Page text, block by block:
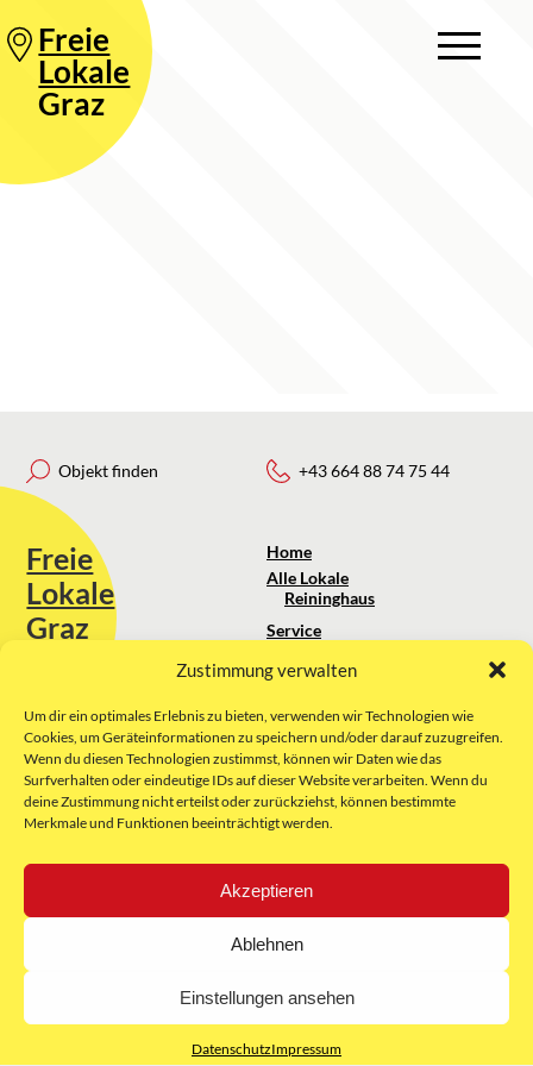
Zustimmung verwalten
Um dir ein optimales Erlebnis zu bieten, verwenden wir Technologien wie
Cookies, um Geräteinformationen zu speichern und/oder darauf zuzugreifen.
Wenn du diesen Technologien zustimmst, können wir Daten wie das
Surfverhalten oder eindeutige IDs auf dieser Website verarbeiten. Wenn du
deine Zustimmung nicht erteilst oder zurückziehst, können bestimmte
Merkmale und Funktionen beeinträchtigt werden.
Akzeptieren
Ablehnen
Einstellungen ansehen
DatenschutzImpressum
Freie
Lokale
Graz
Objekt finden
Freie
Lokale
Graz
Sie erreichen uns unter:
kontakt@freielokale-graz.at
Website by Rubikon Werbeagentur
GmbH
+43 664 88 74 75 44
Home
Alle Lokale
Reininghaus
Service
Über uns
Impressum
AGB
Datenschutz
E-Mail